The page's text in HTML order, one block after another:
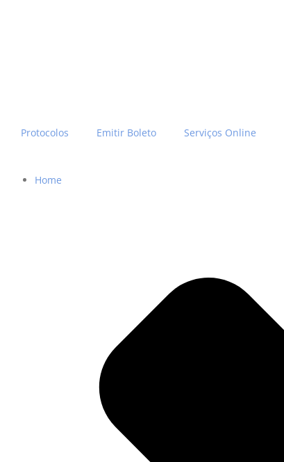
Protocolos Emitir Boleto Serviços Online
Home